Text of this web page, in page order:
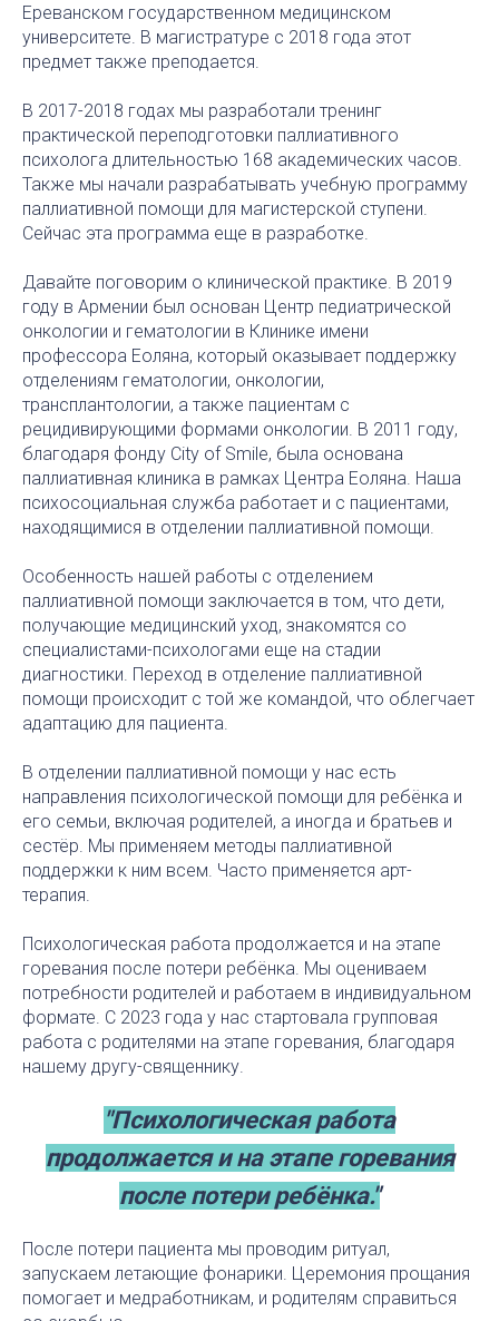
Ереванском государственном медицинском
университете. В магистратуре с 2018 года этот
предмет также преподается.
В 2017-2018 годах мы разработали тренинг
практической переподготовки паллиативного
психолога длительностью 168 академических часов.
Также мы начали разрабатывать учебную программу
паллиативной помощи для магистерской ступени.
Сейчас эта программа еще в разработке.
Давайте поговорим о клинической практике. В 2019
году в Армении был основан Центр педиатрической
онкологии и гематологии в Клинике имени
профессора Еоляна, который оказывает поддержку
отделениям гематологии, онкологии,
трансплантологии, а также пациентам с
рецидивирующими формами онкологии. В 2011 году,
благодаря фонду City of Smile, была основана
паллиативная клиника в рамках Центра Еоляна. Наша
психосоциальная служба работает и с пациентами,
находящимися в отделении паллиативной помощи.
Особенность нашей работы с отделением
паллиативной помощи заключается в том, что дети,
получающие медицинский уход, знакомятся со
специалистами-психологами еще на стадии
диагностики. Переход в отделение паллиативной
помощи происходит с той же командой, что облегчает
адаптацию для пациента.
В отделении паллиативной помощи у нас есть
направления психологической помощи для ребёнка и
его семьи, включая родителей, а иногда и братьев и
сестёр. Мы применяем методы паллиативной
поддержки к ним всем. Часто применяется арт-
терапия.
Психологическая работа продолжается и на этапе
горевания после потери ребёнка. Мы оцениваем
потребности родителей и работаем в индивидуальном
формате. С 2023 года у нас стартовала групповая
работа с родителями на этапе горевания, благодаря
нашему другу-священнику.
"Психологическая работа
продолжается и на этапе горевания
после потери ребёнка."
После потери пациента мы проводим ритуал,
запускаем летающие фонарики. Церемония прощания
помогает и медработникам, и родителям справиться